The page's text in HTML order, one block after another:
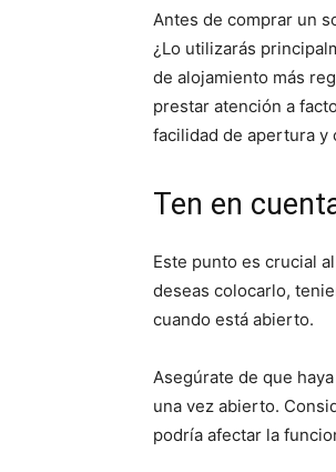
Antes de comprar un
¿Lo utilizarás
de alojamiento más
prestar atención a
facilidad de apertura y
Ten en
Este punto es crucial
deseas colocarlo,
cuando está abierto.
Asegúrate de que
una vez abierto.
podría afectar la